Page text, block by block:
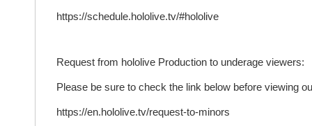
https://schedule.hololive.tv/#hololive
Request from hololive Production to underage viewers:
Please be sure to check the link below before viewing
https://en.hololive.tv/request-to-minors